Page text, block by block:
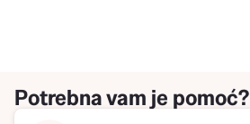
Potrebna vam je pomoć?